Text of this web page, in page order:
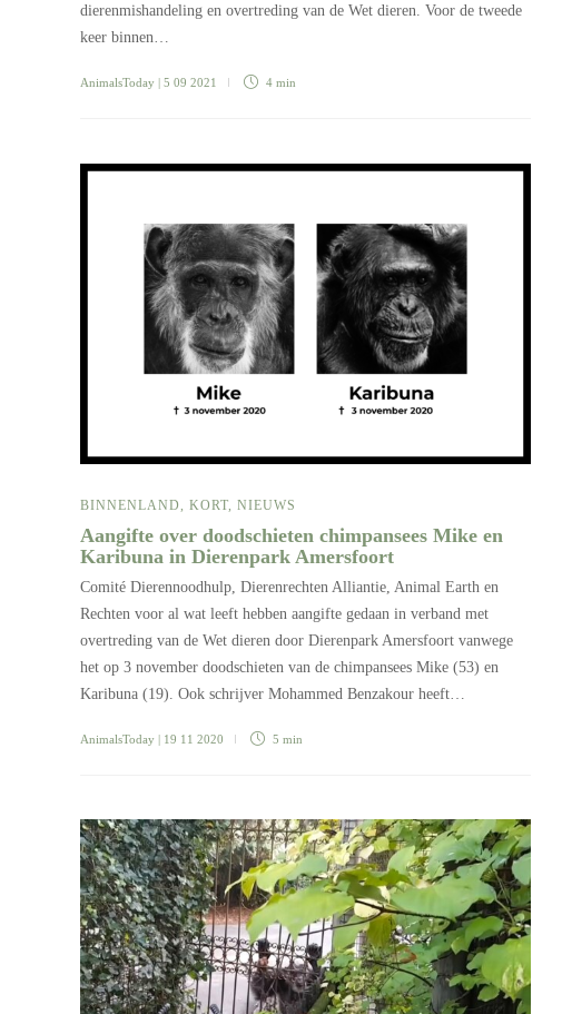
dierenmishandeling en overtreding van de Wet dieren. Voor de tweede
keer binnen…
AnimalsToday | 5 09 2021 4 min
BINNENLAND KORT NIEUWS
Aangifte over doodschieten chimpansees Mike en
Karibuna in Dierenpark Amersfoort
Comité Dierennoodhulp, Dierenrechten Alliantie, Animal Earth en
Rechten voor al wat leeft hebben aangifte gedaan in verband met
overtreding van de Wet dieren door Dierenpark Amersfoort vanwege
het op 3 november doodschieten van de chimpansees Mike (53) en
Karibuna (19). Ook schrijver Mohammed Benzakour heeft…
AnimalsToday | 19 11 2020 5 min